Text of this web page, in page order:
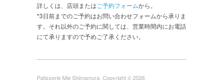
詳しくは、店頭またはご予約フォームから。
*3日前までのご予約はお問い合わせフォームから承りま
す。それ以外のご予約に関しては、営業時間内にお電話
にて承りますので予めご了承ください。
Patisserie Mie Shimamura, Copyright © 2026